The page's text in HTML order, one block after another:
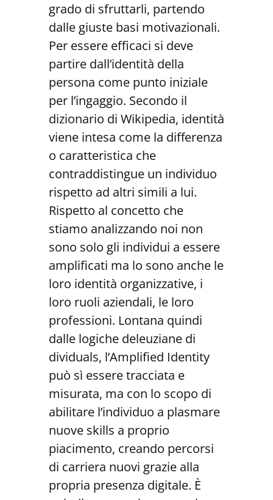
grado di sfruttarli, partendo
dalle giuste basi motivazionali.
Per essere efficaci si deve
partire dall’identità della
persona come punto iniziale
per l’ingaggio. Secondo il
dizionario di Wikipedia, identità
viene intesa come la differenza
o caratteristica che
contraddistingue un individuo
rispetto ad altri simili a lui.
Rispetto al concetto che
stiamo analizzando noi non
sono solo gli individui a essere
amplificati ma lo sono anche le
loro identità organizzative, i
loro ruoli aziendali, le loro
professioni. Lontana quindi
dalle logiche deleuziane di
dividuals, l’Amplified Identity
può sì essere tracciata e
misurata, ma con lo scopo di
abilitare l’individuo a plasmare
nuove skills a proprio
piacimento, creando percorsi
di carriera nuovi grazie alla
propria presenza digitale. È